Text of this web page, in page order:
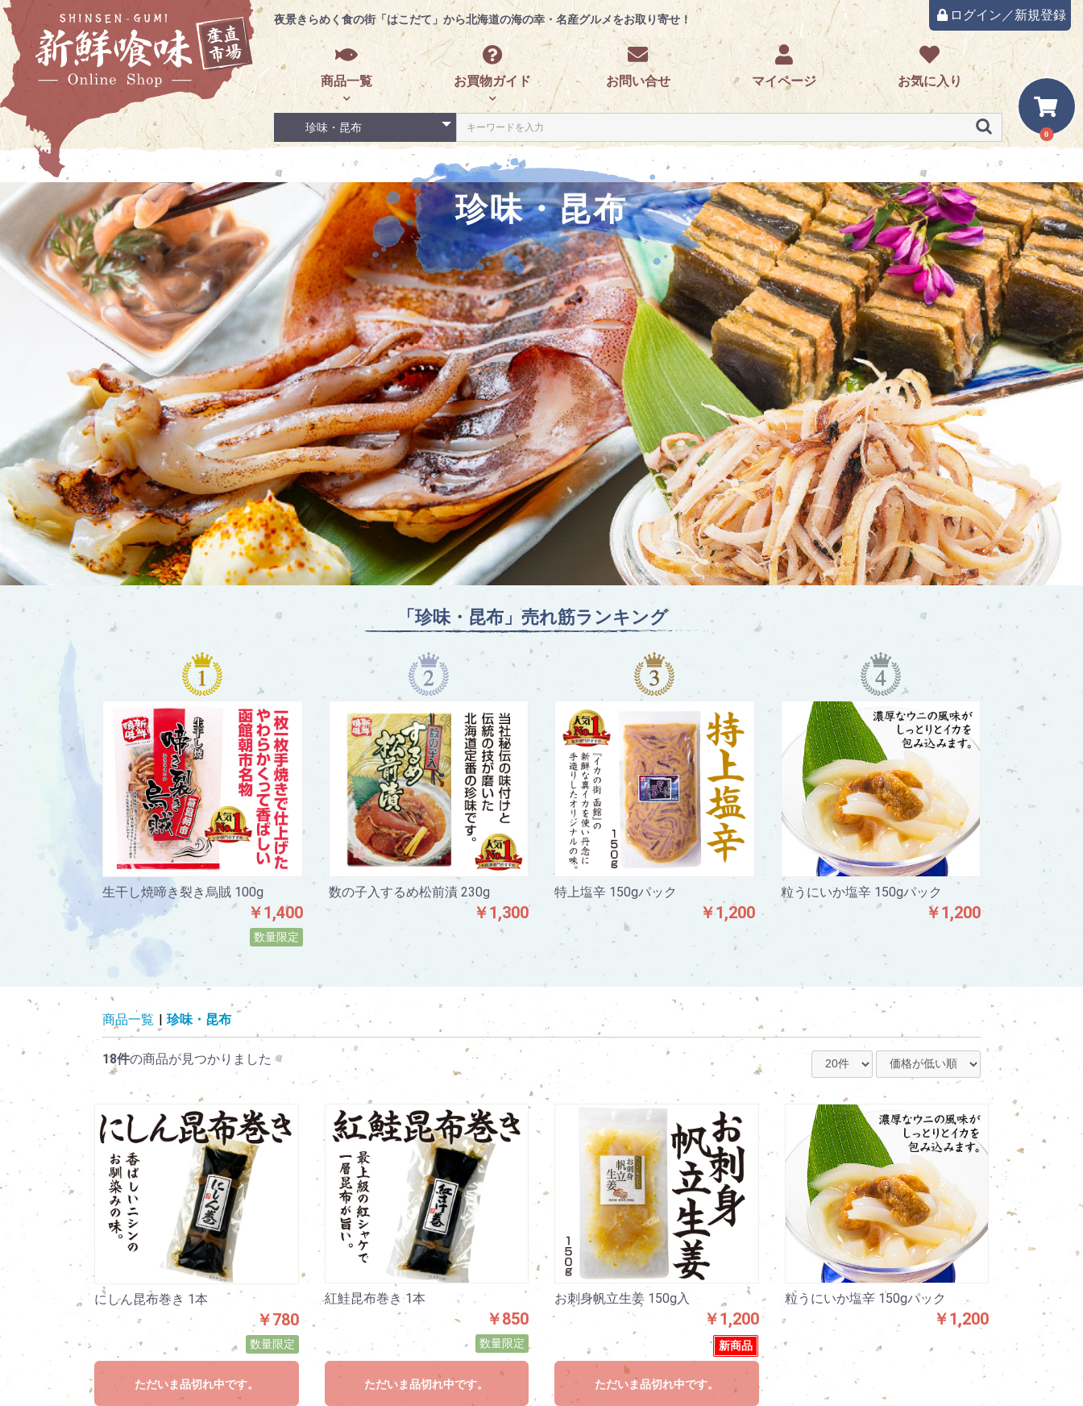
夜景きらめく食の街「はこだて」から北海道の海の幸・名産グルメをお取り寄せ！ ログイン／新規登録
商品一覧 お買物ガイド お問い合せ マイページ お気に入り
0
珍味・昆布
「珍味・昆布」売れ筋ランキング
生干し焼啼き裂き烏賊 100g
￥1,400
数量限定
数の子入するめ松前漬 230g
￥1,300
特上塩辛 150gパック
￥1,200
粒うにいか塩辛 150gパック
￥1,200
商品一覧 | 珍味・昆布
18件の商品が見つかりました
にしん昆布巻き 1本
￥780
数量限定
ただいま品切れ中です。
紅鮭昆布巻き 1本
￥850
数量限定
ただいま品切れ中です。
お刺身帆立生姜 150g入
￥1,200
新商品
ただいま品切れ中です。
粒うにいか塩辛 150gパック
￥1,200